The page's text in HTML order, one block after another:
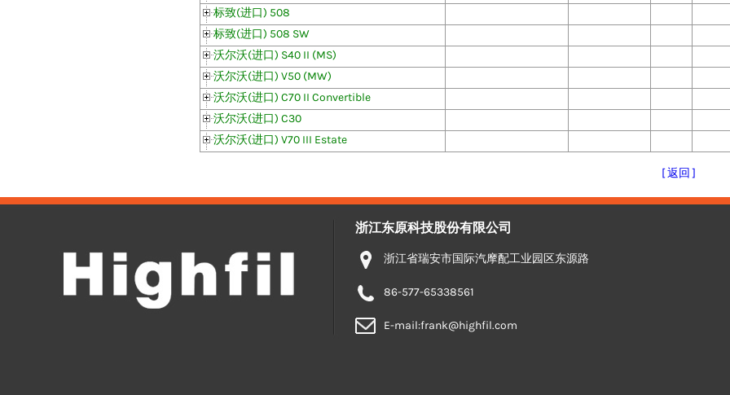
标致(进口) 508
标致(进口) 508 SW
沃尔沃(进口) S40 II (MS)
沃尔沃(进口) V50 (MW)
沃尔沃(进口) C70 II Convertible
沃尔沃(进口) C30
沃尔沃(进口) V70 III Estate
[ 返回 ]
浙江东原科技股份有限公司
浙江省瑞安市国际汽摩配工业园区东源路
86-577-65338561
E-mail:frank@highfil.com